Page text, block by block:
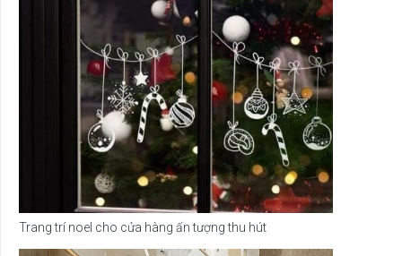
Trang trí noel cho cửa hàng ấn tượng thu hút